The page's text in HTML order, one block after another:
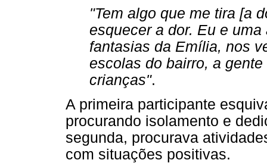
"Tem algo que me tira [a
esquecer a dor. Eu e
fantasias da Emília, nos
escolas do bairro, a
crianças".
A primeira participante
procurando isolamento e
segunda, procurava
com situações positivas.